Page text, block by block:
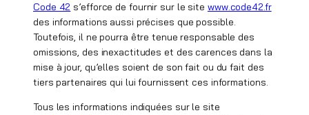
Code 42 s’efforce de fournir sur le site www.code42.fr
des informations aussi précises que possible.
Toutefois, il ne pourra être tenue responsable des
omissions, des inexactitudes et des carences dans la
mise à jour, qu’elles soient de son fait ou du fait des
tiers partenaires qui lui fournissent ces informations.
Tous les informations indiquées sur le site